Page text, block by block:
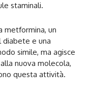
staminali.
metformina, un
e una
simile, ma agisce
nuova molecola,
questa attività.